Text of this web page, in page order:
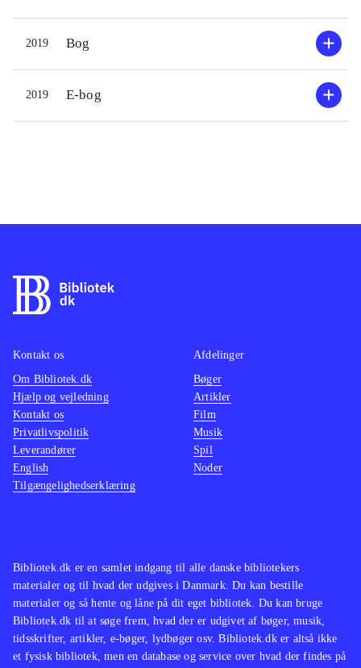
2019 Bog
2019 E-bog
Bibliotek.dk er en samlet indgang til alle danske bibliotekers
materialer og til hvad der udgives i Danmark. Du kan bestille
materialer og så hente og låne på dit eget bibliotek. Du kan bruge
Bibliotek.dk til at søge frem, hvad der er udgivet af bøger, musik,
tidsskrifter, artikler, e-bøger, lydbøger osv. Bibliotek.dk er altså ikke
et fysisk bibliotek, men en database og service over hvad der findes på
Kontakt os
Om Bibliotek.dk
Hjælp og vejledning
Kontakt os
Privatlivspolitik
Leverandører
English
Tilgængelighedserklæring
Afdelinger
Bøger
Artikler
Film
Musik
Spil
Noder